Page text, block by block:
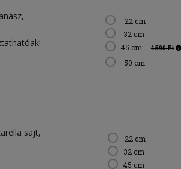
22 cm
32 cm
45 cm 4 590 Ft
50 cm
sajt
22 cm
32 cm
45 cm